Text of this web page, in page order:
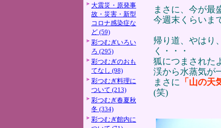
大震災・原発事
故・災害・新型
コロナ感染症な
ど (59)
彩つむぎいろい
ろ (295)
彩つむぎのおも
てなし (98)
彩つむぎ料理に
ついて (213)
彩つむぎ春夏秋
冬 (334)
彩つむぎ館内に
まさに、今が最
今週末くらいま
帰り道、やはり
く・・・
狐につまされた
渓から水蒸気が
まさに 「山の
(笑)